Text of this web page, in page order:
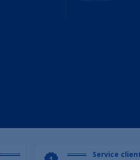
Service